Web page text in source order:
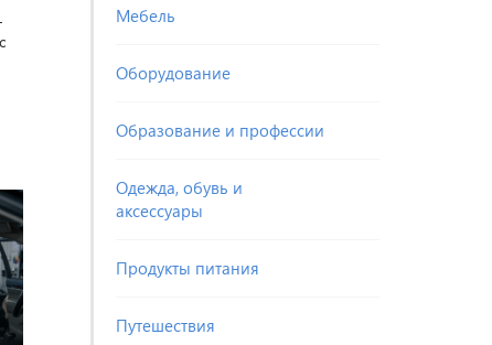
Мебель
Оборудование
Образование и профессии
Одежда, обувь и
аксессуары
Продукты питания
Путешествия